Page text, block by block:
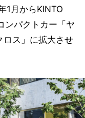
1月からKINTO
ンパクトカー「ヤ
ロス」に拡大させ